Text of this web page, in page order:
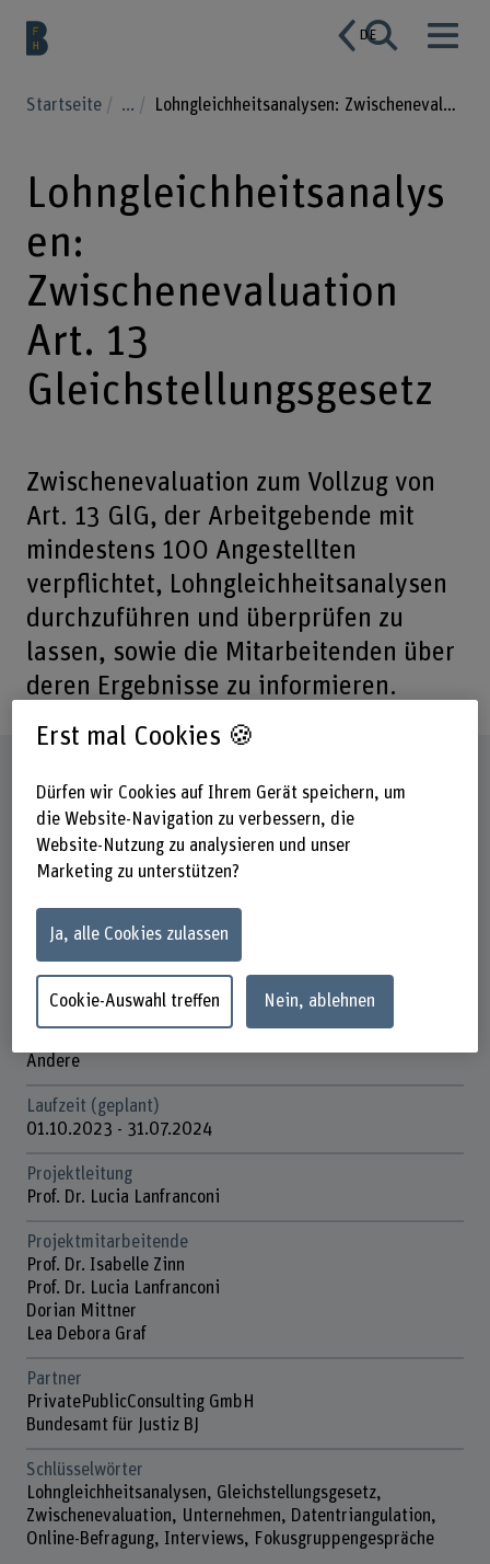
DE
Startseite ... Lohngleichheitsanalysen: Zwischenevaluation Art. 13 Gleichstellungsgesetz
Lohngleichheitsanalys
en:
Zwischenevaluation
Art. 13
Gleichstellungsgesetz
Zwischenevaluation zum Vollzug von
Art. 13 GlG, der Arbeitgebende mit
mindestens 100 Angestellten
verpflichtet, Lohngleichheitsanalysen
durchzuführen und überprüfen zu
lassen, sowie die Mitarbeitenden über
deren Ergebnisse zu informieren.
Beteiligte Departemente
Institut New Work (INW)
Forschungseinheit(en)
Diversity, Equity & Inclusion
Andere
Laufzeit (geplant)
01.10.2023 - 31.07.2024
Projektleitung
Prof. Dr. Lucia Lanfranconi
Projektmitarbeitende
Prof. Dr. Isabelle Zinn
Prof. Dr. Lucia Lanfranconi
Dorian Mittner
Lea Debora Graf
Partner
PrivatePublicConsulting GmbH
Bundesamt für Justiz BJ
Schlüsselwörter
Lohngleichheitsanalysen, Gleichstellungsgesetz,
Zwischenevaluation, Unternehmen, Datentriangulation,
Online-Befragung, Interviews, Fokusgruppengespräche
Erst mal Cookies 🍪
Dürfen wir Cookies auf Ihrem Gerät speichern, um
die Website-Navigation zu verbessern, die
Website-Nutzung zu analysieren und unser
Marketing zu unterstützen?
Ja, alle Cookies zulassen
Cookie-Auswahl treffen Nein, ablehnen